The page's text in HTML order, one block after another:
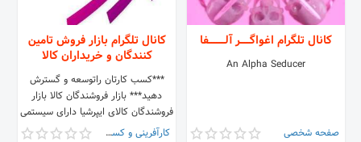
کانال تلگرام اغواگــــــر آلــــــــــفا
An Alpha Seducer
صفحه شخصی
کانال تلگرام بازار فروش تامین
کنندگان و خریداران کالا
***کسب کارتان راتوسعه و گسترش
دهید*** بازار فروشندگان کالا بازار
فروشندگان کالای ایپرشیا دارای سیستمی
جامع می باشد که با فعال سازی یک
کارآفرینی و کسب و کار